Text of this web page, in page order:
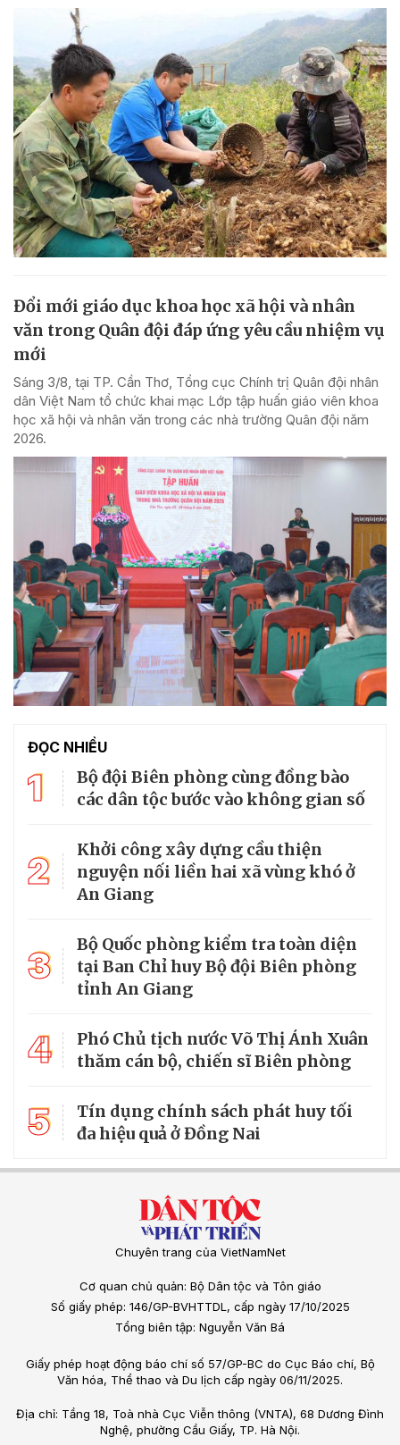
Đổi mới giáo dục khoa học xã hội và nhân
văn trong Quân đội đáp ứng yêu cầu nhiệm vụ
mới
Sáng 3/8, tại TP. Cần Thơ, Tổng cục Chính trị Quân đội nhân
dân Việt Nam tổ chức khai mạc Lớp tập huấn giáo viên khoa
học xã hội và nhân văn trong các nhà trường Quân đội năm
2026.
ĐỌC NHIỀU
1
Bộ đội Biên phòng cùng đồng bào
các dân tộc bước vào không gian số
2
Khởi công xây dựng cầu thiện
nguyện nối liền hai xã vùng khó ở
An Giang
3
Bộ Quốc phòng kiểm tra toàn diện
tại Ban Chỉ huy Bộ đội Biên phòng
tỉnh An Giang
4
Phó Chủ tịch nước Võ Thị Ánh Xuân
thăm cán bộ, chiến sĩ Biên phòng
5
Tín dụng chính sách phát huy tối
đa hiệu quả ở Đồng Nai
Chuyên trang của VietNamNet
Cơ quan chủ quản: Bộ Dân tộc và Tôn giáo
Số giấy phép: 146/GP-BVHTTDL, cấp ngày 17/10/2025
Tổng biên tập: Nguyễn Văn Bá
Giấy phép hoạt động báo chí số 57/GP-BC do Cục Báo chí, Bộ
Văn hóa, Thể thao và Du lịch cấp ngày 06/11/2025.
Địa chỉ: Tầng 18, Toà nhà Cục Viễn thông (VNTA), 68 Dương Đình
Nghệ, phường Cầu Giấy, TP. Hà Nội.